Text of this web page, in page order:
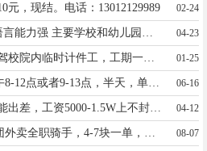
元，现结。电话：13012129989 02-24
04-23
【招聘】 信都区天安驾校院内临时计件工，工期一周左右，电话17731914419 01-25
做饭做家务阿姨，上午8-12点或者9-13点，半天，单休，可兼职。联系16631972728。 06-16
女性健康顾问，要求能出差，工资5000-1.5W上不封顶+出差补助+各项福利 电话：15350857352同V可咨询详情 04-12
08-07